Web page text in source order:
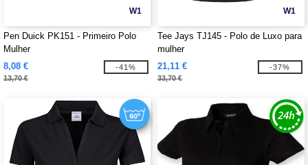
W1
Pen Duick PK151 - Primeiro Polo
Mulher
8,08 €
13,70 €
-41%
W1
Tee Jays TJ145 - Polo de Luxo para
mulher
21,11 €
33,70 €
-37%